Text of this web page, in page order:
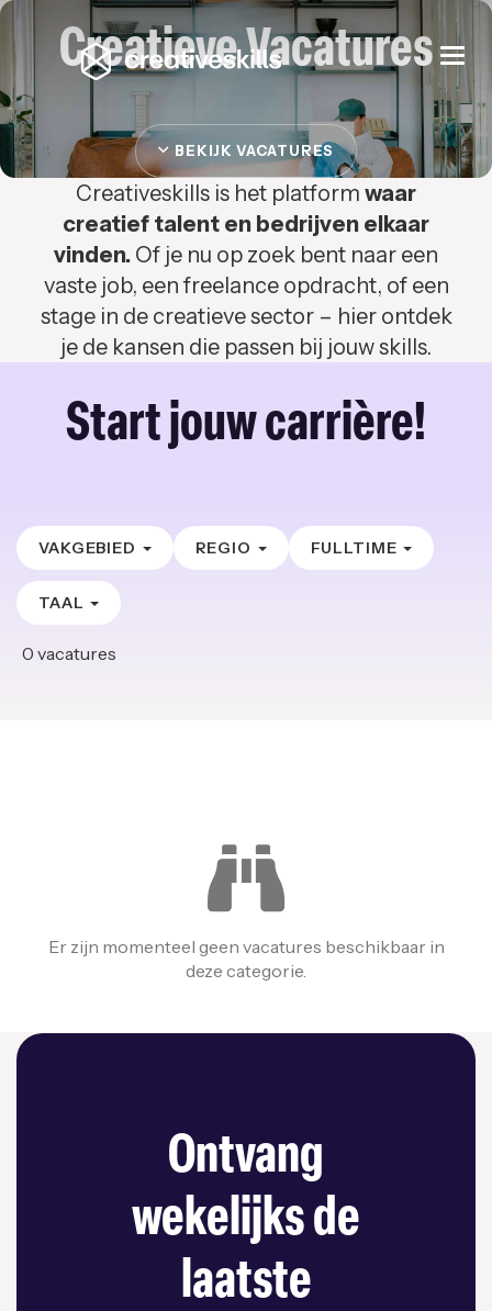
Creatieve Vacatures
BEKIJK VACATURES
Creativeskills is het platform waar
creatief talent en bedrijven elkaar
vinden. Of je nu op zoek bent naar een
vaste job, een freelance opdracht, of een
stage in de creatieve sector – hier ontdek
je de kansen die passen bij jouw skills.
Start jouw carrière!
VAKGEBIED REGIO FULLTIME
TAAL
0 vacatures
Er zijn momenteel geen vacatures beschikbaar in
deze categorie.
Ontvang
wekelijks de
laatste